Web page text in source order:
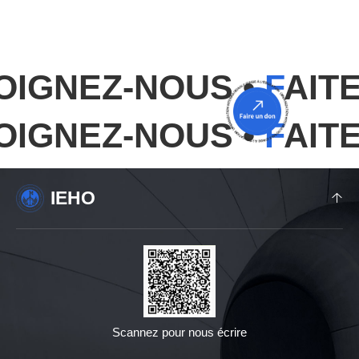
NOUS •F
NOUS •F
IEHO
Scannez pour nous écrire